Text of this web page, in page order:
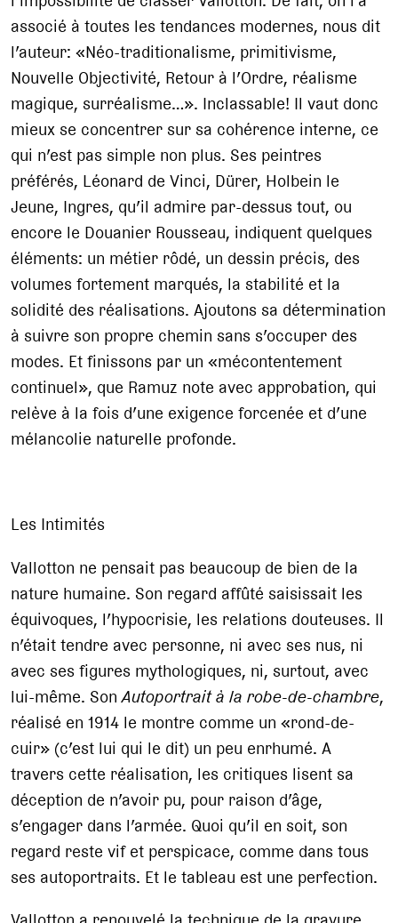
associé à toutes les tendances modernes, nous dit
l’auteur: «Néo-traditionalisme, primitivisme,
Nouvelle Objectivité, Retour à l’Ordre, réalisme
magique, surréalisme…». Inclassable! Il vaut donc
mieux se concentrer sur sa cohérence interne, ce
qui n’est pas simple non plus. Ses peintres
préférés, Léonard de Vinci, Dürer, Holbein le
Jeune, Ingres, qu’il admire par-dessus tout, ou
encore le Douanier Rousseau, indiquent quelques
éléments: un métier rôdé, un dessin précis, des
volumes fortement marqués, la stabilité et la
solidité des réalisations. Ajoutons sa détermination
à suivre son propre chemin sans s’occuper des
modes. Et finissons par un «mécontentement
continuel», que Ramuz note avec approbation, qui
relève à la fois d’une exigence forcenée et d’une
mélancolie naturelle profonde.
Les Intimités
Vallotton ne pensait pas beaucoup de bien de la
nature humaine. Son regard affûté saisissait les
équivoques, l’hypocrisie, les relations douteuses. Il
n’était tendre avec personne, ni avec ses nus, ni
avec ses figures mythologiques, ni, surtout, avec
lui-même. SonAutoportrait à la robe-de-chambre,
réalisé en 1914 le montre comme un «rond-de-
cuir» (c’est lui qui le dit) un peu enrhumé. A
travers cette réalisation, les critiques lisent sa
déception de n’avoir pu, pour raison d’âge,
s’engager dans l’armée. Quoi qu’il en soit, son
regard reste vif et perspicace, comme dans tous
ses autoportraits. Et le tableau est une perfection.